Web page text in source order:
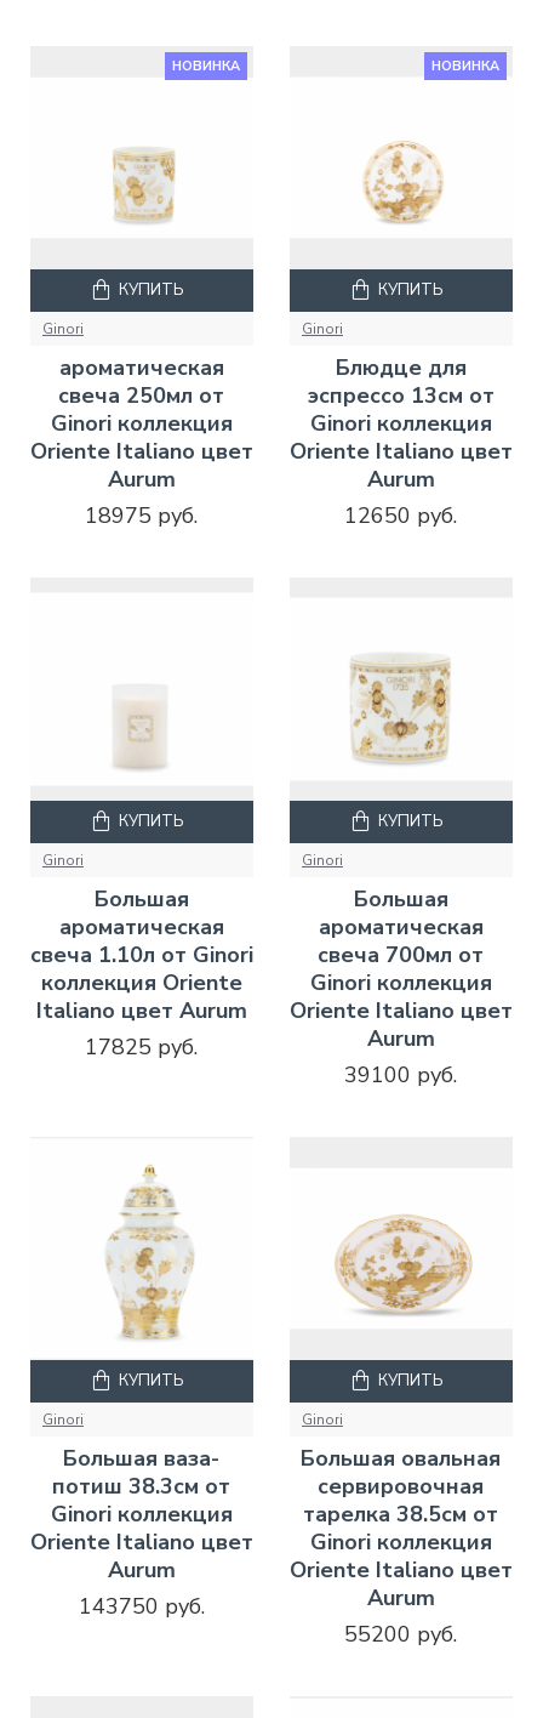
НОВИНКА
Ginori
ароматическая
свеча 250мл от
Ginori коллекция
Oriente Italiano цвет
Aurum
18975 руб.
КУПИТЬ
НОВИНКА
Ginori
Блюдце для
эспрессо 13см от
Ginori коллекция
Oriente Italiano цвет
Aurum
12650 руб.
КУПИТЬ
Ginori
Большая
ароматическая
свеча 1.10л от Ginori
коллекция Oriente
Italiano цвет Aurum
17825 руб.
КУПИТЬ
Ginori
Большая
ароматическая
свеча 700мл от
Ginori коллекция
Oriente Italiano цвет
Aurum
39100 руб.
КУПИТЬ
Ginori
Большая ваза-
потиш 38.3см от
Ginori коллекция
Oriente Italiano цвет
Aurum
143750 руб.
КУПИТЬ
Ginori
Большая овальная
сервировочная
тарелка 38.5см от
Ginori коллекция
Oriente Italiano цвет
Aurum
55200 руб.
КУПИТЬ